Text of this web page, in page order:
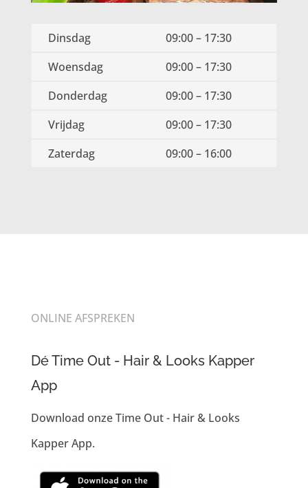
Dinsdag
09:00 – 17:30
Woensdag
09:00 – 17:30
Donderdag
09:00 – 17:30
Vrijdag
09:00 – 17:30
Zaterdag
09:00 – 16:00
ONLINE AFSPREKEN
Dé Time Out - Hair & Looks Kapper
App
Download onze Time Out - Hair & Looks
Kapper App.